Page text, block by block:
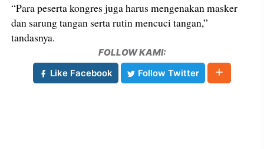
“Para peserta kongres juga harus mengenakan masker
dan sarung tangan serta rutin mencuci tangan,”
tandasnya.
FOLLOW KAMI:
Like Facebook
Follow Twitter